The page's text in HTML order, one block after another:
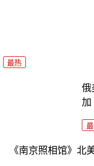
最热
俄
加
《南京照相馆》北